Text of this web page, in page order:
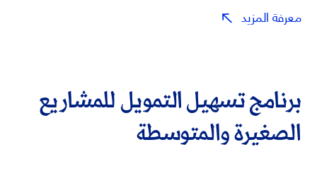
معرفة المزيد
برنامج تسهيل التمويل للمشاريع
الصغيرة والمتوسطة